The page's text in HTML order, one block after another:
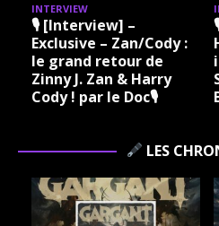
INTERVIEW
🎙 [Interview] –
Exclusive – Zan/Cody :
le grand retour de
Zinny J. Zan & Harry
Cody ! par le Doc🎙
LES